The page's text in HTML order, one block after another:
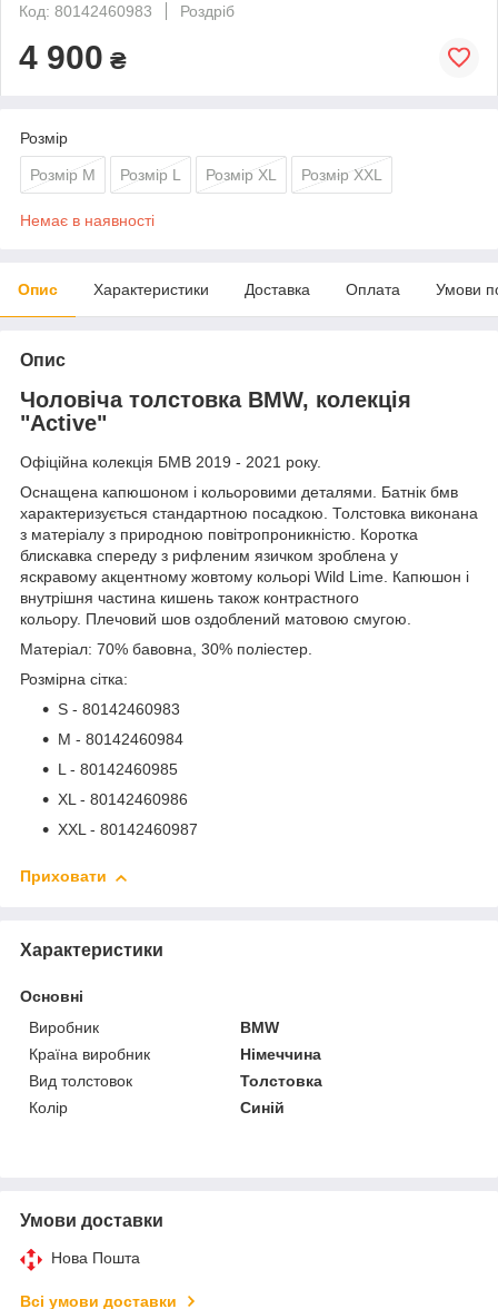
Код: 80142460983
Роздріб
4 900 ₴
Розмір
Розмір M Розмір L Розмір XL Розмір XXL
Немає в наявності
Опис Характеристики Доставка Оплата Умови
Опис
Чоловіча толстовка BMW, колекція
"Active"
Офіційна колекція БМВ 2019 - 2021 року.
Оснащена капюшоном і кольоровими деталями. Батнік бмв
характеризується стандартною посадкою. Толстовка виконана
з матеріалу з природною повітропроникністю. Коротка
блискавка спереду з рифленим язичком зроблена у
яскравому акцентному жовтому кольорі Wild Lime. Капюшон і
внутрішня частина кишень також контрастного
кольору. Плечовий шов оздоблений матовою смугою.
Матеріал: 70% бавовна, 30% поліестер.
Розмірна сітка:
S - 80142460983
M - 80142460984
L - 80142460985
XL - 80142460986
XXL - 80142460987
Приховати
Характеристики
Основні
Виробник
BMW
Країна виробник
Німеччина
Вид толстовок
Толстовка
Колір
Синій
Умови доставки
Нова Пошта
Всі умови доставки